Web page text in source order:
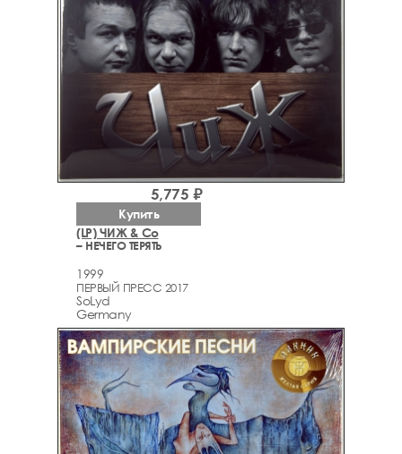
(LP) ЧИЖ & Со
– НЕЧЕГО ТЕРЯТЬ
1999
ПЕРВЫЙ ПРЕСС 2017
SoLyd
Germany
5,775 ₽
Купить